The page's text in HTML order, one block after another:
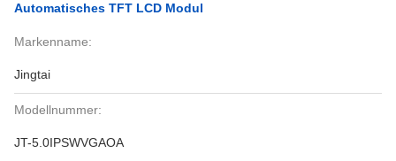
Automatisches TFT LCD Modul
Markenname:
Jingtai
Modellnummer:
JT-5.0IPSWVGAOA